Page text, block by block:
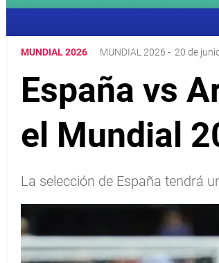
MUNDIAL 2026 MUNDIAL 2026 - 20 de
España vs
el Mundial
La selección de España tendrá